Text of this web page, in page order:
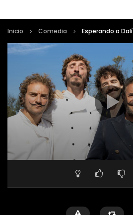
Inicio Comedia Esperando a Dalí